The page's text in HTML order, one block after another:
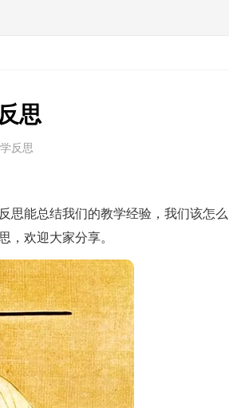
思
反思
能总结我们的教学经验，我们该怎么
，欢迎大家分享。